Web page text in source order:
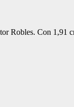
Robles. Con 1,91